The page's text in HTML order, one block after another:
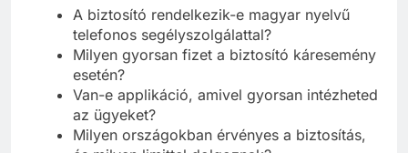
A biztosító rendelkezik-e magyar nyelvű
telefonos segélyszolgálattal?
Milyen gyorsan fizet a biztosító káresemény
esetén?
Van-e applikáció, amivel gyorsan intézheted
az ügyeket?
Milyen országokban érvényes a biztosítás,